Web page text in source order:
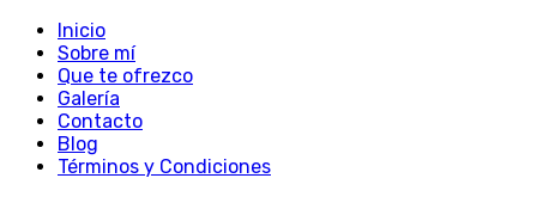
Inicio
Sobre mí
Que te ofrezco
Galería
Contacto
Blog
Términos y Condiciones